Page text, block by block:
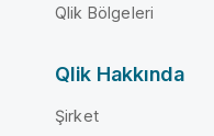
Qlik Bölgeleri
Qlik Hakkında
Şirket